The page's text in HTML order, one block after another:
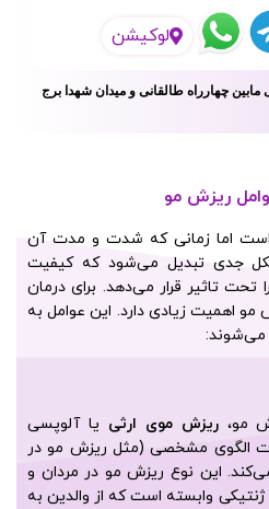
لوکیشن
مابین چهارراه طالقانی و میدان شهدا برج
ریزش مو
اما زمانی که شدت و مدت آن
جدی تبدیل می‌شود که کیفیت
تحت تاثیر قرار می‌دهد. برای درمان
اهمیت زیادی دارد. این عوامل به
می‌شوند:
مو،ریزش موی ارثی یا آلوپسی
الگوی مشخصی (مثل ریزش مو در
این نوع ریزش مو در مردان و
وابسته است که از والدین به